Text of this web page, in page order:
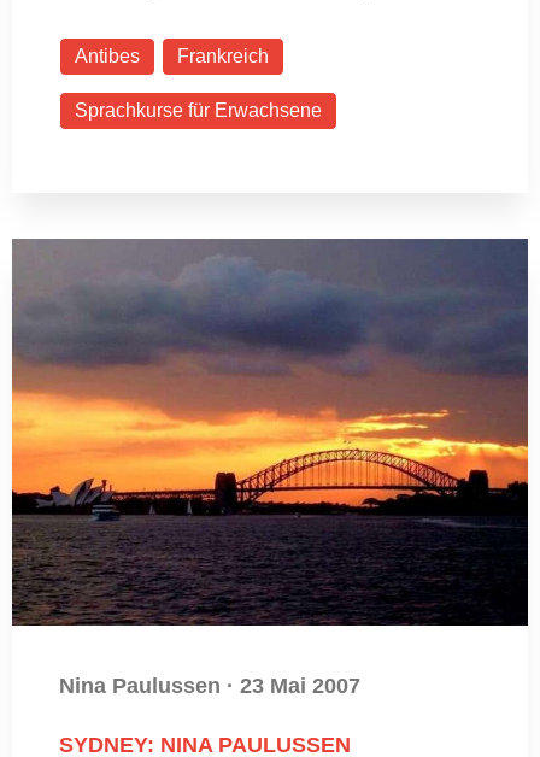
Antibes Frankreich
Sprachkurse für Erwachsene
Nina Paulussen · 23 Mai 2007
SYDNEY: NINA PAULUSSEN